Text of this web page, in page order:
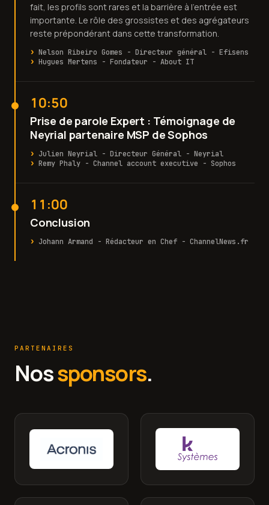
fait, les profils sont rares et la barrière à l’entrée est
importante. Le rôle des grossistes et des agrégateurs
reste prépondérant dans cette transformation.
Nelson Ribeiro Gomes - Directeur général - Efisens
Hugues Mertens - Fondateur - About IT
10:50
Prise de parole Expert : Témoignage de
Neyrial partenaire MSP de Sophos
Julien Neyrial - Directeur Général - Neyrial
Remy Phaly - Channel account executive - Sophos
11:00
Conclusion
Johann Armand - Rédacteur en Chef - ChannelNews.fr
PARTENAIRES
Nossponsors.